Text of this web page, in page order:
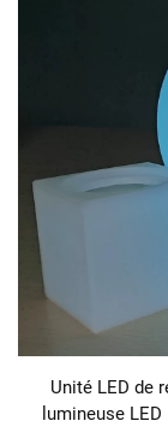
Unité LED de
lumineuse